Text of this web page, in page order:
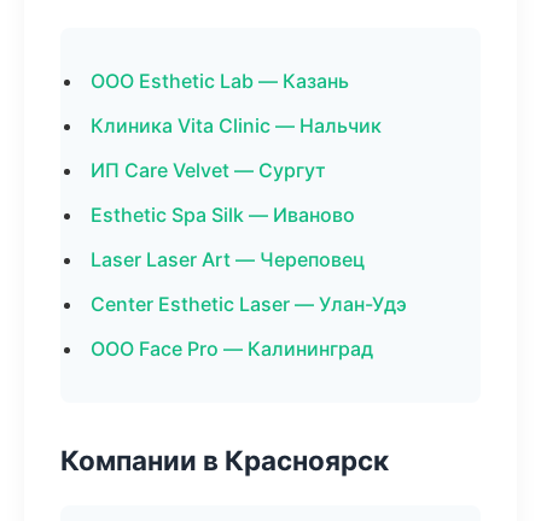
ООО Esthetic Lab — Казань
Клиника Vita Clinic — Нальчик
ИП Care Velvet — Сургут
Esthetic Spa Silk — Иваново
Laser Laser Art — Череповец
Center Esthetic Laser — Улан-Удэ
ООО Face Pro — Калининград
Компании в Красноярск